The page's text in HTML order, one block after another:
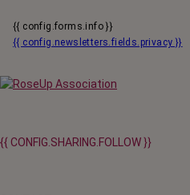
{{ config.forms.info }}
{{ config.newsletters.fields.privacy }}
{{ CONFIG.SHARING.FOLLOW }}